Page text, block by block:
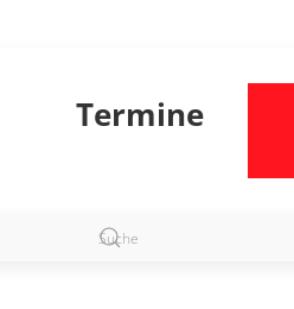
Termine